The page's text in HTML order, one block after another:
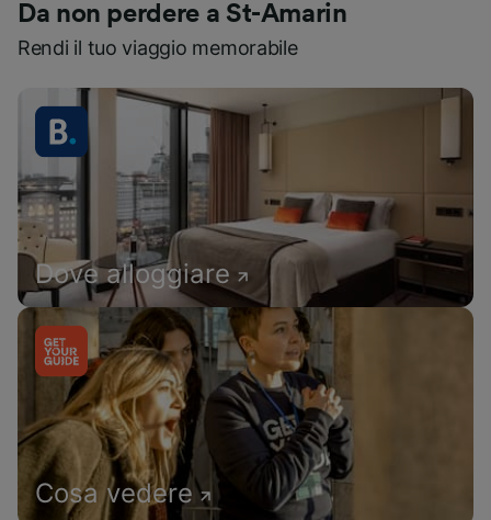
Da non perdere a St-Amarin
Rendi il tuo viaggio memorabile
Dove alloggiare
Cosa vedere